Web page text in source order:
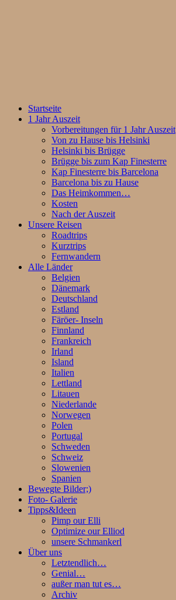
Startseite
1 Jahr Auszeit
Vorbereitungen für 1 Jahr Auszeit
Von zu Hause bis Helsinki
Helsinki bis Brügge
Brügge bis zum Kap Finesterre
Kap Finesterre bis Barcelona
Barcelona bis zu Hause
Das Heimkommen…
Kosten
Nach der Auszeit
Unsere Reisen
Roadtrips
Kurztrips
Fernwandern
Alle Länder
Belgien
Dänemark
Deutschland
Estland
Färöer- Inseln
Finnland
Frankreich
Irland
Island
Italien
Lettland
Litauen
Niederlande
Norwegen
Polen
Portugal
Schweden
Schweiz
Slowenien
Spanien
Bewegte Bilder;)
Foto- Galerie
Tipps&Ideen
Pimp our Elli
Optimize our Elliod
unsere Schmankerl
Über uns
Letztendlich…
Genial…
außer man tut es…
Archiv